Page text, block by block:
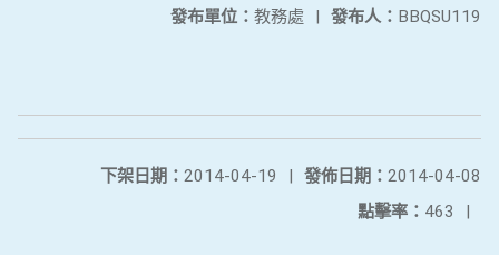
發布人： BBQSU119
發布單位： 教務處 |
發佈日期： 2014-04-08
下架日期： 2014-04-19
|
點擊率： 463 |